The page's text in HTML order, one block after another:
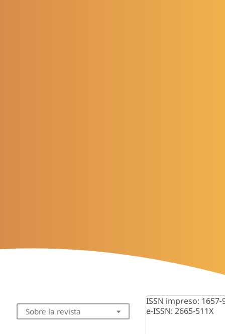
Sobre la revista
ISSN impreso: 1657-
e-ISSN: 2665-511X